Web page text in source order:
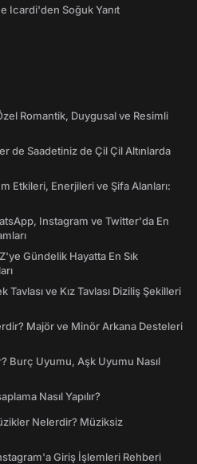
Icardi'den Soğuk Yanıt
Romantik, Duygusal ve Resimli
de Saadetiniz de Çil Çil Altınlarda
Etkileri, Enerjileri ve Şifa Alanları:
Instagram ve Twitter'da En
Gündelik Hayatta En Sık
Tavlası ve Kız Tavlası Diziliş Şekilleri
Majör ve Minör Arkana Desteleri
Burç Uyumu, Aşk Uyumu Nasıl
Nasıl Yapılır?
Nelerdir? Müziksiz
Giriş İşlemleri Rehberi